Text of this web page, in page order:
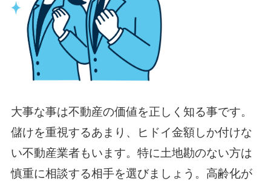
大事な事は不動産の価値を正しく知る事です。
儲けを重視するあまり、ヒドイ金額しか付けな
い不動産業者もいます。特に土地勘のない方は
慎重に相談する相手を選びましょう。高齢化が